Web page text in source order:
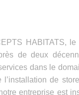
HABITATS,
de deux
dans le
de
entreprise est